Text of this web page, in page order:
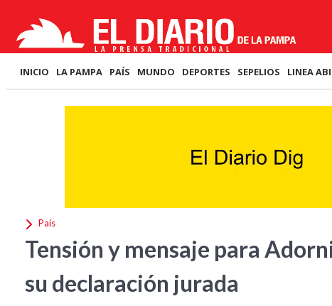
INICIO LA PAMPA PAÍS MUNDO DEPORTES SEPELIOS LINEA
País
Tensión y mensaje para
su declaración jurada